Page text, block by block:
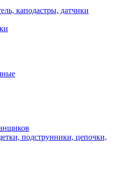
каподастры, датчики
подструнники, цепочки,